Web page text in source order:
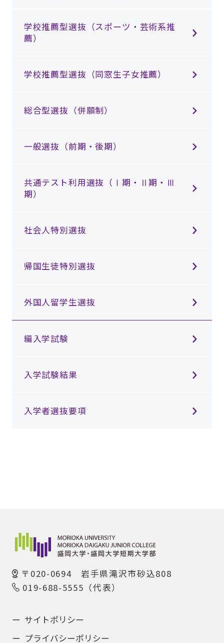
学校推薦型選抜（スポーツ・芸術系推
薦）
学校推薦型選抜（同窓生子女推薦）
総合型選抜（併願制）
一般選抜（前期・後期）
共通テスト利用選抜（Ⅰ期・Ⅱ期・Ⅲ
期）
社会人特別選抜
帰国生徒特別選抜
外国人留学生選抜
編入学試験
入学試験結果
入学者選抜要項
〒020-0694 岩手県滝沢市砂込808
019-688-5555（代表）
サイトポリシー
プライバシーポリシー